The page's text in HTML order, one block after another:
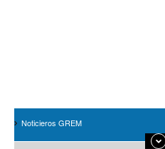
Noticieros GREM